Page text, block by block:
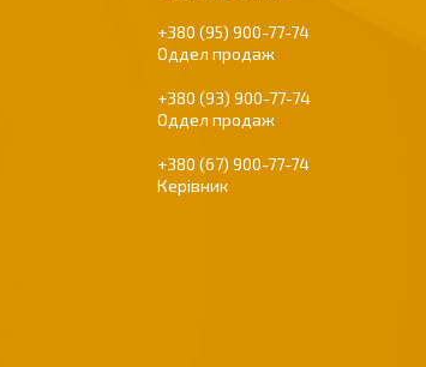
+380 (95) 900-77-74
Оддел продаж
+380 (93) 900-77-74
Оддел продаж
+380 (67) 900-77-74
Керівник